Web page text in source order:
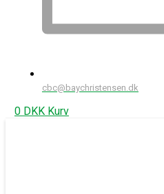
cbc@baychristensen.dk
0 DKK Kurv